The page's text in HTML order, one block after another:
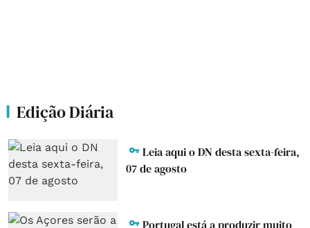
Edição Diária
Leia aqui o DN desta sexta-feira,
07 de agosto
Portugal está a produzir muito